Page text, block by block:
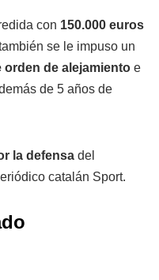
con 150.000 euros
se le impuso un
orden de alejamiento e
de 5 años de
la defensa del
catalán Sport.